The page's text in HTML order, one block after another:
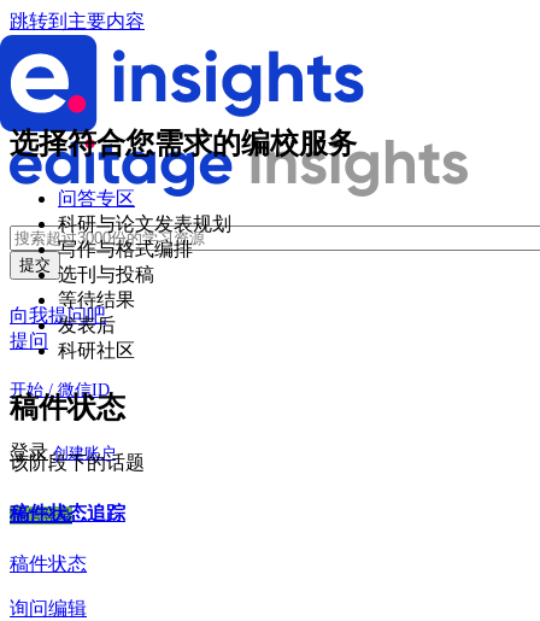
跳转到主要内容
向我提问吧
提问
开始 / 微信ID
登录 创建账户
微信登录
选择符合您需求的编校服务
问答专区
科研与论文发表规划
写作与格式编排
选刊与投稿
等待结果
发表后
科研社区
稿件状态
该阶段下的话题
稿件状态追踪
稿件状态
询问编辑